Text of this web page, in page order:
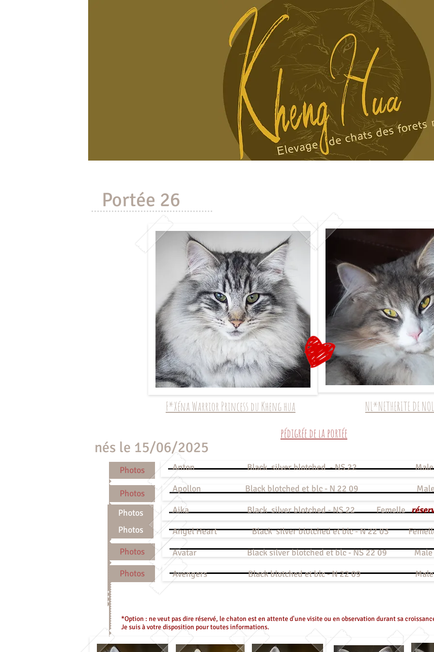
Portée 26
F*Xéna Warrior Princess du Kheng hua
nés le 15/06/2025
pédigrée de la portée
NL*NETHERITE DE
Photos
Photos
Photos
Photos
Photos
Photos
Anton Black silver blotched - NS 22
Apollon Black blotched et blc - N 22 09
Aika Black silver blotched - NS 22Femelle
Angel Heart Black silver blotched et blc - N 22 03
Avatar Black silver blotched et blc - NS 22 09
Avengers Black blotched et blc - N 22 09
*Option : ne veut pas dire réservé, le chaton est en attente d'une visite ou en observation durant sa
Je suis à votre disposition pour toutes informations.